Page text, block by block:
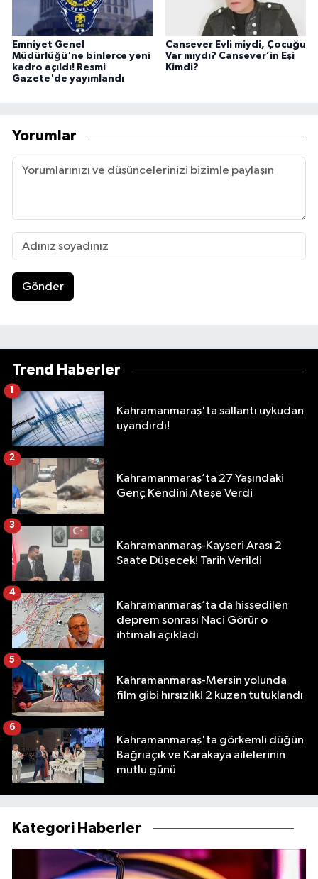
Emniyet Genel
Müdürlüğü'ne binlerce yeni
kadro açıldı! Resmi
Gazete'de yayımlandı
Cansever Evli miydi, Çocuğu
Var mıydı? Cansever’in Eşi
Kimdi?
Yorumlar
Gönder
Trend Haberler
Kahramanmaraş'ta sallantı uykudan
uyandırdı!
1
Kahramanmaraş’ta 27 Yaşındaki
Genç Kendini Ateşe Verdi
2
Kahramanmaraş-Kayseri Arası 2
Saate Düşecek! Tarih Verildi
3
Kahramanmaraş’ta da hissedilen
deprem sonrası Naci Görür o
ihtimali açıkladı
4
Kahramanmaraş-Mersin yolunda
film gibi hırsızlık! 2 kuzen tutuklandı
5
Kahramanmaraş'ta görkemli düğün
Bağrıaçık ve Karakaya ailelerinin
mutlu günü
6
Kategori Haberler